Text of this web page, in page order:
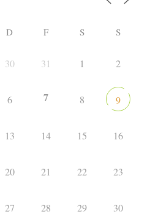
D F S S
30 31 1 2
6 7 8 9
13 14 15 16
20 21 22 23
27 28 29 30